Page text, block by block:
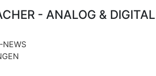
- ANALOG & DIGITAL
NEWS